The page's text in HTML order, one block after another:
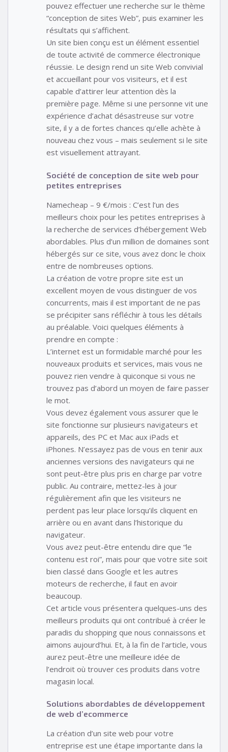
pouvez effectuer une recherche sur le thème
“conception de sites Web”, puis examiner les
résultats qui s’affichent.
Un site bien conçu est un élément essentiel
de toute activité de commerce électronique
réussie. Le design rend un site Web convivial
et accueillant pour vos visiteurs, et il est
capable d’attirer leur attention dès la
première page. Même si une personne vit une
expérience d’achat désastreuse sur votre
site, il y a de fortes chances qu’elle achète à
nouveau chez vous – mais seulement si le site
est visuellement attrayant.
Société de conception de site web pour
petites entreprises
Namecheap – 9 €/mois : C’est l’un des
meilleurs choix pour les petites entreprises à
la recherche de services d’hébergement Web
abordables. Plus d’un million de domaines sont
hébergés sur ce site, vous avez donc le choix
entre de nombreuses options.
La création de votre propre site est un
excellent moyen de vous distinguer de vos
concurrents, mais il est important de ne pas
se précipiter sans réfléchir à tous les détails
au préalable. Voici quelques éléments à
prendre en compte :
L’internet est un formidable marché pour les
nouveaux produits et services, mais vous ne
pouvez rien vendre à quiconque si vous ne
trouvez pas d’abord un moyen de faire passer
le mot.
Vous devez également vous assurer que le
site fonctionne sur plusieurs navigateurs et
appareils, des PC et Mac aux iPads et
iPhones. N’essayez pas de vous en tenir aux
anciennes versions des navigateurs qui ne
sont peut-être plus pris en charge par votre
public. Au contraire, mettez-les à jour
régulièrement afin que les visiteurs ne
perdent pas leur place lorsqu’ils cliquent en
arrière ou en avant dans l’historique du
navigateur.
Vous avez peut-être entendu dire que “le
contenu est roi”, mais pour que votre site soit
bien classé dans Google et les autres
moteurs de recherche, il faut en avoir
beaucoup.
Cet article vous présentera quelques-uns des
meilleurs produits qui ont contribué à créer le
paradis du shopping que nous connaissons et
aimons aujourd’hui. Et, à la fin de l’article, vous
aurez peut-être une meilleure idée de
l’endroit où trouver ces produits dans votre
magasin local.
Solutions abordables de développement
de web d’ecommerce
La création d’un site web pour votre
entreprise est une étape importante dans la